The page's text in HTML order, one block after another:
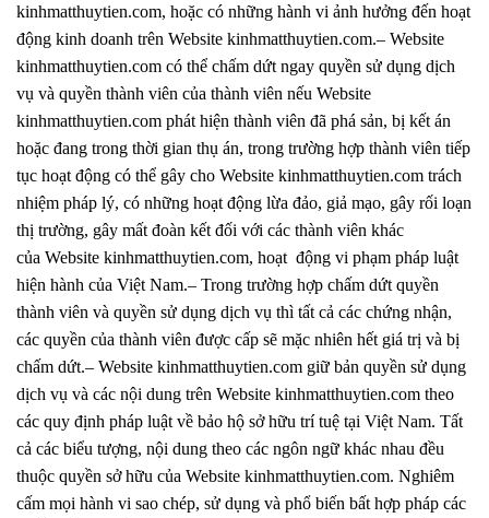
kinhmatthuytien.com, hoặc có những hành vi ảnh hưởng đến hoạt
động kinh doanh trên Website kinhmatthuytien.com.– Website
kinhmatthuytien.com có thể chấm dứt ngay quyền sử dụng dịch
vụ và quyền thành viên của thành viên nếu Website
kinhmatthuytien.com phát hiện thành viên đã phá sản, bị kết án
hoặc đang trong thời gian thụ án, trong trường hợp thành viên tiếp
tục hoạt động có thể gây cho Website kinhmatthuytien.com trách
nhiệm pháp lý, có những hoạt động lừa đảo, giả mạo, gây rối loạn
thị trường, gây mất đoàn kết đối với các thành viên khác
của Website kinhmatthuytien.com, hoạt động vi phạm pháp luật
hiện hành của Việt Nam.– Trong trường hợp chấm dứt quyền
thành viên và quyền sử dụng dịch vụ thì tất cả các chứng nhận,
các quyền của thành viên được cấp sẽ mặc nhiên hết giá trị và bị
chấm dứt.– Website kinhmatthuytien.com giữ bản quyền sử dụng
dịch vụ và các nội dung trên Website kinhmatthuytien.com theo
các quy định pháp luật về bảo hộ sở hữu trí tuệ tại Việt Nam. Tất
cả các biểu tượng, nội dung theo các ngôn ngữ khác nhau đều
thuộc quyền sở hữu của Website kinhmatthuytien.com. Nghiêm
cấm mọi hành vi sao chép, sử dụng và phổ biến bất hợp pháp các